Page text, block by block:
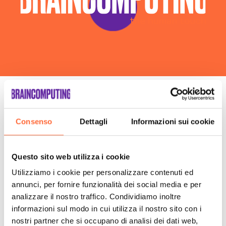
Consenso Dettagli Informazioni sui cookie
Questo sito web utilizza i cookie
Utilizziamo i cookie per personalizzare contenuti ed
annunci, per fornire funzionalità dei social media e per
analizzare il nostro traffico. Condividiamo inoltre
informazioni sul modo in cui utilizza il nostro sito con i
nostri partner che si occupano di analisi dei dati web,
Le fasi della nostra
consulenza insieme